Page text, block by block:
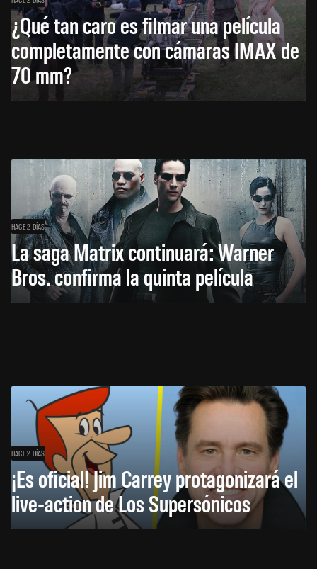
¿Qué tan caro es filmar una película
completamente con cámaras IMAX de
70 mm?
HACE 2 DÍAS
La saga Matrix continuará: Warner
Bros. confirma la quinta película
HACE 2 DÍAS
¡Es oficial! Jim Carrey protagonizará el
live-action de Los Supersónicos